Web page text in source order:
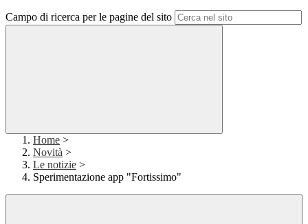
Campo di ricerca per le pagine del sito
Home >
Novità >
Le notizie >
Sperimentazione app "Fortissimo"